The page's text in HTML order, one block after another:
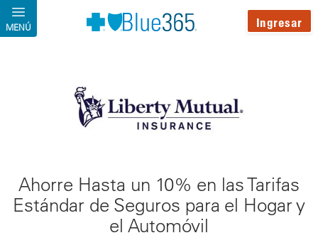
Pasar al contenido principal
MENÚ Ingresar
Ahorre Hasta un 10% en las Tarifas
Estándar de Seguros para el Hogar y
el Automóvil